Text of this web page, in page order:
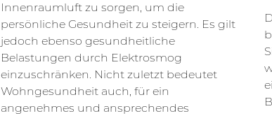
Innenraumluft zu sorgen, um die
persönliche Gesundheit zu steigern. Es gilt
jedoch ebenso gesundheitliche
Belastungen durch Elektrosmog
einzuschränken. Nicht zuletzt bedeutet
Wohngesundheit auch, für ein
angenehmes und ansprechendes